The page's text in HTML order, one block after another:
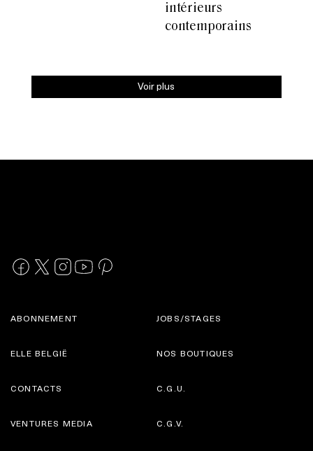
intérieurs
contemporains
Voir plus
ABONNEMENT
ELLE BELGIË
JOBS/STAGES
NOS BOUTIQUES
CONTACTS
VENTURES MEDIA
C.G.U.
C.G.V.